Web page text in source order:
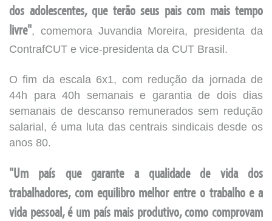
dos adolescentes, que terão seus pais com mais tempo
livre", comemora Juvandia Moreira, presidenta da
ContrafCUT e vice-presidenta da CUT Brasil.
O fim da escala 6x1, com redução da jornada de
44h para 40h semanais e garantia de dois dias
semanais de descanso remunerados sem redução
salarial, é uma luta das centrais sindicais desde os
anos 80.
"Um país que garante a qualidade de vida dos
trabalhadores, com equilibro melhor entre o trabalho e a
vida pessoal, é um país mais produtivo, como comprovam